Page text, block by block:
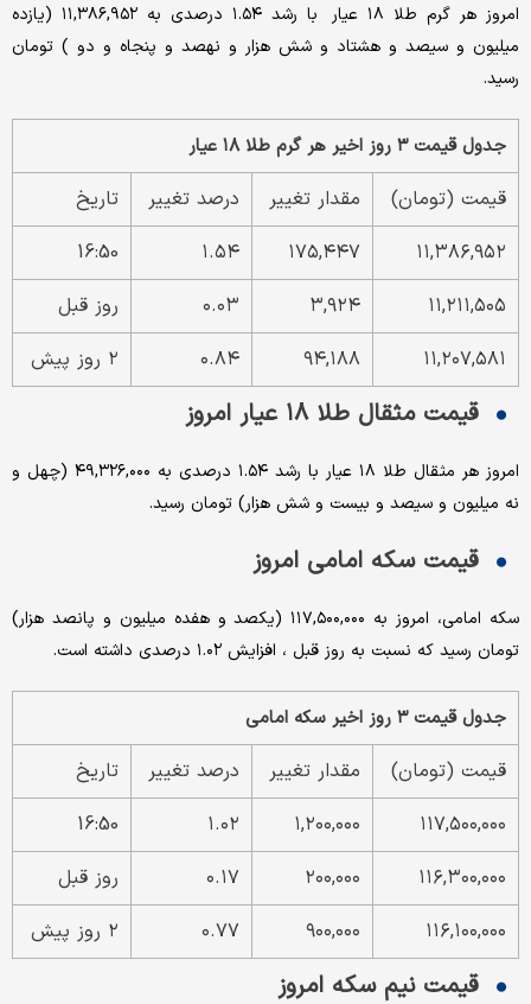
امروز هر گرم طلا ۱۸ عیار با رشد ۱.۵۴ درصدی به ۱۱,۳۸۶,۹۵۲ (یازده
میلیون و سیصد و هشتاد و شش هزار و نهصد و پنجاه و دو ) تومان
رسید.
جدول قیمت ۳ روز اخیر هر گرم طلا ۱۸ عیار
قیمت (تومان) مقدار تغییر درصد تغییر
تاریخ
۱۱,۳۸۶,۹۵۲
۱۷۵,۴۴۷ ۱.۵۴
16:50
۱۱,۲۱۱,۵۰۵
۳,۹۲۴ ۰.۰۳
روز قبل
۱۱,۲۰۷,۵۸۱
۹۴,۱۸۸ ۰.۸۴ ۲ روز پیش
قیمت مثقال طلا ۱۸ عیار امروز
امروز هر مثقال طلا ۱۸ عیار با رشد ۱.۵۴ درصدی به ۴۹,۳۲۶,۰۰۰ (چهل و
نه میلیون و سیصد و بیست و شش هزار) تومان رسید.
قیمت سکه امامی امروز
سکه امامی، امروز به ۱۱۷,۵۰۰,۰۰۰ (یکصد و هفده میلیون و پانصد هزار)
تومان رسید که نسبت به روز قبل ، افزایش ۱.۰۲ درصدی داشته است.
جدول قیمت ۳ روز اخیر سکه امامی
قیمت (تومان) مقدار تغییر درصد تغییر
تاریخ
۱۱۷,۵۰۰,۰۰۰
۱,۲۰۰,۰۰۰ ۱.۰۲
16:50
۱۱۶,۳۰۰,۰۰۰
۲۰۰,۰۰۰ ۰.۱۷
روز قبل
۱۱۶,۱۰۰,۰۰۰
۹۰۰,۰۰۰ ۰.۷۷ ۲ روز پیش
قیمت نیم سکه امروز